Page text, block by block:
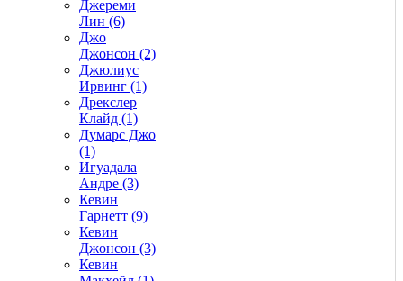
Джереми
Лин (6)
Джо
Джонсон (2)
Джюлиус
Ирвинг (1)
Дрекслер
Клайд (1)
Думарс Джо
(1)
Игуадала
Андре (3)
Кевин
Гарнетт (9)
Кевин
Джонсон (3)
Кевин